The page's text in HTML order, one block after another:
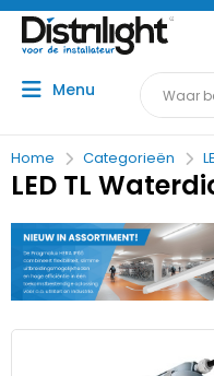
Menu
Home Categorieën
LED TL